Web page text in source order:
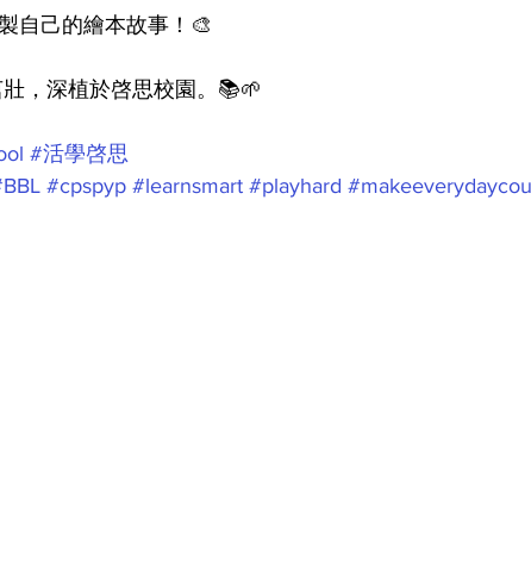
自己的繪本故事！🎨
，深植於啓思校園。📚🌱
#活學啓思
#cpspyp #learnsmart #playhard